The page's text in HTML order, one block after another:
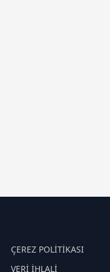
ÇEREZ POLİTİKASI
VERİ İHLALİ